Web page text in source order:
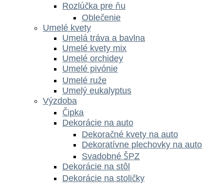
Rozlúčka pre ňu
Oblečenie
Umelé kvety
Umelá tráva a bavlna
Umelé kvety mix
Umelé orchidey
Umelé pivónie
Umelé ruže
Umelý eukalyptus
Výzdoba
Čipka
Dekorácie na auto
Dekoračné kvety na auto
Dekoratívne plechovky na auto
Svadobné ŠPZ
Dekorácie na stôl
Dekorácie na stoličky